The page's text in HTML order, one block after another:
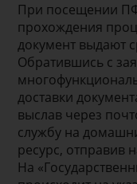
При посещении
прохождения
документ выдают
Обратившись с
доставки
выслав через
службу на
ресурс, отправив
На